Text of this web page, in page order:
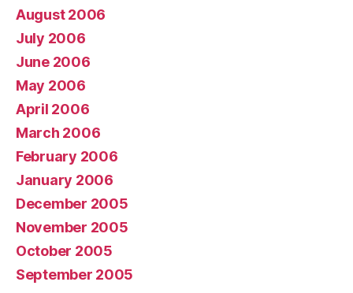
August 2006
July 2006
June 2006
May 2006
April 2006
March 2006
February 2006
January 2006
December 2005
November 2005
October 2005
September 2005